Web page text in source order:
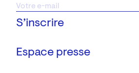
Espace presse